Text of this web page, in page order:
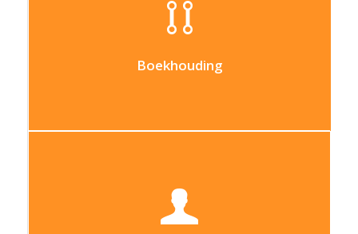
Boekhouding
De algemene boekhouding van uw bedrijf
Met de module “Personeel” kunt u alle
informatie over uw personeelsleden